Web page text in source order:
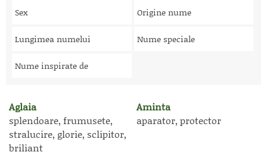
Sex Origine nume
Lungimea numelui Nume speciale
Nume inspirate de
Aglaia
splendoare, frumusete,
stralucire, glorie, sclipitor,
briliant
Aminta
aparator, protector